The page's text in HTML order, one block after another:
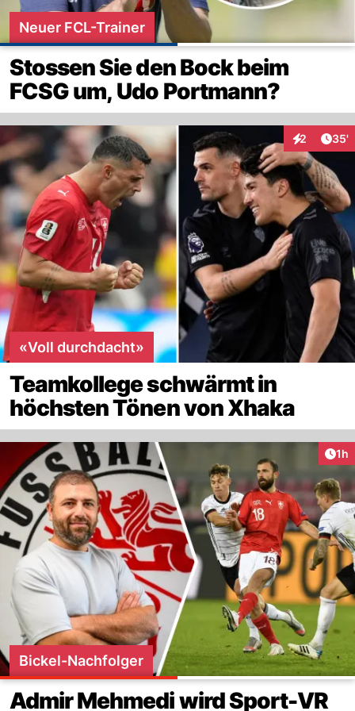
Neuer FCL-Trainer
Stossen Sie den Bock beim
FCSG um, Udo Portmann?
2 35'
«Voll durchdacht»
Teamkollege schwärmt in
höchsten Tönen von Xhaka
1h
Bickel-Nachfolger
Admir Mehmedi wird Sport-VR